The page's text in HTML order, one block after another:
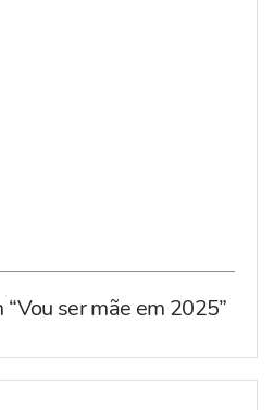
“Vou ser mãe em 2025”